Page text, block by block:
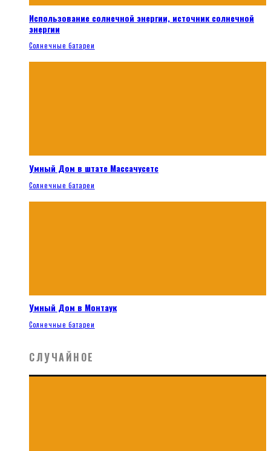
Использование солнечной энергии, источник солнечной
энергии
Солнечные батареи
Умный Дом в штате Массачусетс
Солнечные батареи
Умный Дом в Монтаук
Солнечные батареи
СЛУЧАЙНОЕ